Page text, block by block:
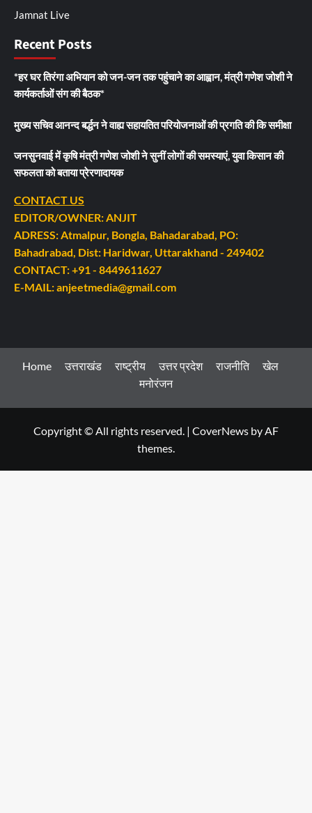
Jamnat Live
Recent Posts
*हर घर तिरंगा अभियान को जन-जन तक पहुंचाने का आह्वान, मंत्री गणेश जोशी ने
कार्यकर्ताओं संग की बैठक*
मुख्य सचिव आनन्द बर्द्धन ने वाह्य सहायतित परियोजनाओं की प्रगति की कि समीक्षा
जनसुनवाई में कृषि मंत्री गणेश जोशी ने सुनीं लोगों की समस्याएं, युवा किसान की
सफलता को बताया प्रेरणादायक
CONTACT US
EDITOR/OWNER: ANJIT
ADRESS: Atmalpur, Bongla, Bahadarabad, PO:
Bahadrabad, Dist: Haridwar, Uttarakhand - 249402
CONTACT: +91 - 8449611627
E-MAIL: anjeetmedia@gmail.com
Home उत्तराखंड राष्ट्रीय उत्तर प्रदेश राजनीति
खेल
मनोरंजन
Copyright © All rights reserved. | CoverNews by AF
themes.